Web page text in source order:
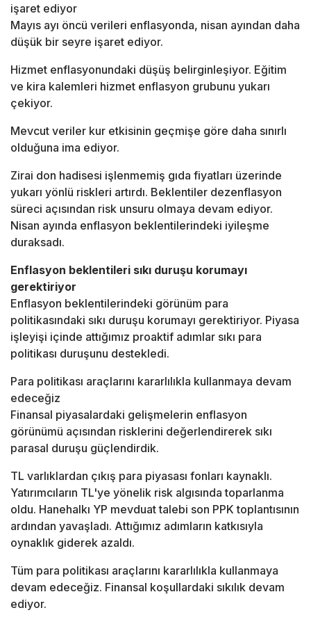
işaret ediyor
Mayıs ayı öncü verileri enflasyonda, nisan ayından daha
düşük bir seyre işaret ediyor.
Hizmet enflasyonundaki düşüş belirginleşiyor. Eğitim
ve kira kalemleri hizmet enflasyon grubunu yukarı
çekiyor.
Mevcut veriler kur etkisinin geçmişe göre daha sınırlı
olduğuna ima ediyor.
Zirai don hadisesi işlenmemiş gıda fiyatları üzerinde
yukarı yönlü riskleri artırdı. Beklentiler dezenflasyon
süreci açısından risk unsuru olmaya devam ediyor.
Nisan ayında enflasyon beklentilerindeki iyileşme
duraksadı.
Enflasyon beklentileri sıkı duruşu korumayı
gerektiriyor
Enflasyon beklentilerindeki görünüm para
politikasındaki sıkı duruşu korumayı gerektiriyor. Piyasa
işleyişi içinde attığımız proaktif adımlar sıkı para
politikası duruşunu destekledi.
Para politikası araçlarını kararlılıkla kullanmaya devam
edeceğiz
Finansal piyasalardaki gelişmelerin enflasyon
görünümü açısından risklerini değerlendirerek sıkı
parasal duruşu güçlendirdik.
TL varlıklardan çıkış para piyasası fonları kaynaklı.
Yatırımcıların TL'ye yönelik risk algısında toparlanma
oldu. Hanehalkı YP mevduat talebi son PPK toplantısının
ardından yavaşladı. Attığımız adımların katkısıyla
oynaklık giderek azaldı.
Tüm para politikası araçlarını kararlılıkla kullanmaya
devam edeceğiz. Finansal koşullardaki sıkılık devam
ediyor.